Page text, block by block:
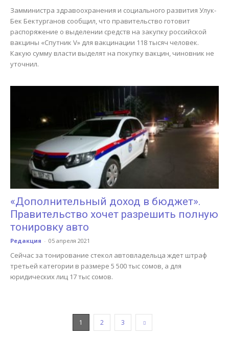
Замминистра здравоохранения и социального развития Улук-
Бек Бектурганов сообщил, что правительство готовит
распоряжение о выделении средств на закупку российской
вакцины «Спутник V» для вакцинации 118 тысяч человек.
Какую сумму власти выделят на покупку вакцин, чиновник не
уточнил.
«Дополнительный доход в бюджет».
Правительство хочет разрешить полную
тонировку авто
Редакция - 05 апреля 2021
Сейчас за тонирование стекол автовладельца ждет штраф
третьей категории в размере 5 500 тыс сомов, а для
юридических лиц 17 тыс сомов.
1 2 3